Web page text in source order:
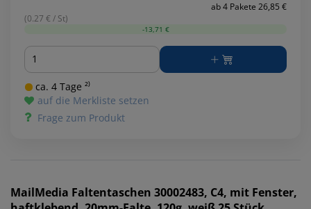
ab 4 Pakete 26,85 €
(0.27 € / St)
-13,71 €
Menge
ca. 4 Tage ²⁾
auf die Merkliste setzen
Frage zum Produkt
MailMedia Faltentaschen 30002483, C4, mit Fenster,